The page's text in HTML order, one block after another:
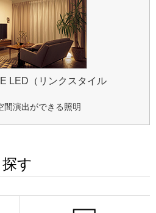
LED（リンクスタイル
間演出ができる照明
す